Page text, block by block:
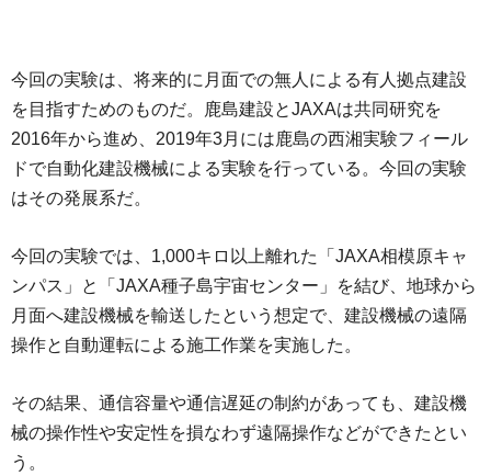
今回の実験は、将来的に月面での無人による有人拠点建設
を目指すためのものだ。鹿島建設とJAXAは共同研究を
2016年から進め、2019年3月には鹿島の西湘実験フィール
ドで自動化建設機械による実験を行っている。今回の実験
はその発展系だ。
今回の実験では、1,000キロ以上離れた「JAXA相模原キャ
ンパス」と「JAXA種子島宇宙センター」を結び、地球から
月面へ建設機械を輸送したという想定で、建設機械の遠隔
操作と自動運転による施工作業を実施した。
その結果、通信容量や通信遅延の制約があっても、建設機
械の操作性や安定性を損なわず遠隔操作などができたとい
う。